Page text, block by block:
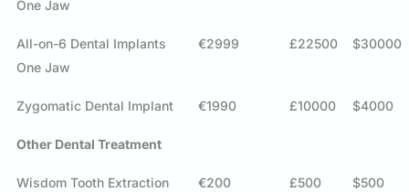
One Jaw
All-on-6 Dental Implants
One Jaw
€2999 £22500 $30000
Zygomatic Dental Implant €1990 £10000 $4000
Other Dental Treatment
Wisdom Tooth Extraction €200 £500 $500